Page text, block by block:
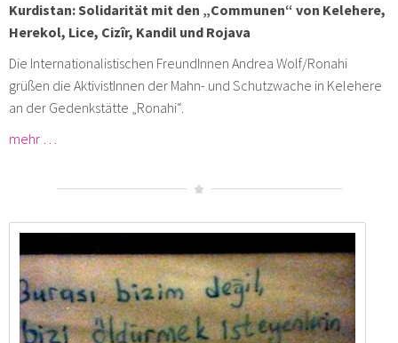
Kurdistan: Solidarität mit den „Communen“ von Kelehere,
Herekol, Lice, Cizîr, Kandil und Rojava
Die Internationalistischen FreundInnen Andrea Wolf/Ronahi
grüßen die AktivistInnen der Mahn- und Schutzwache in Kelehere
an der Gedenkstätte „Ronahi“.
mehr …